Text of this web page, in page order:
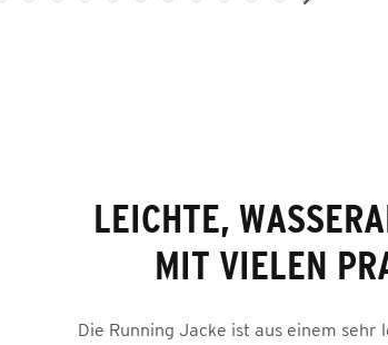
LEICHTE,
MIT VIELEN
Die Running Jacke ist aus einem